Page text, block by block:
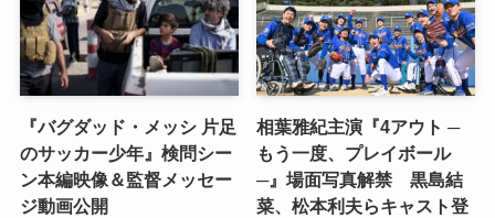
『バグダッド・メッシ 片足
のサッカー少年』検問シー
ン本編映像＆監督メッセー
ジ動画公開
相葉雅紀主演『4アウト ─
もう一度、プレイボール
─』場面写真解禁 黒島結
菜、松本利夫らキャスト登